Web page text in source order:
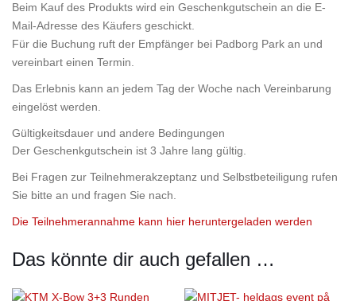
Beim Kauf des Produkts wird ein Geschenkgutschein an die E-
Mail-Adresse des Käufers geschickt.
Für die Buchung ruft der Empfänger bei Padborg Park an und
vereinbart einen Termin.
Das Erlebnis kann an jedem Tag der Woche nach Vereinbarung
eingelöst werden.
Gültigkeitsdauer und andere Bedingungen
Der Geschenkgutschein ist 3 Jahre lang gültig.
Bei Fragen zur Teilnehmerakzeptanz und Selbstbeteiligung rufen
Sie bitte an und fragen Sie nach.
Die Teilnehmerannahme kann hier heruntergeladen werden
Das könnte dir auch gefallen …